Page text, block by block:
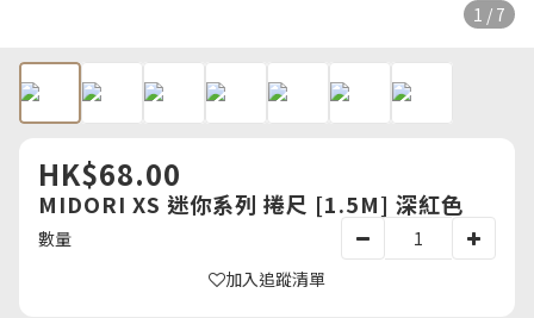
1 / 7
HK$68.00
MIDORI XS 迷你系列 捲尺 [1.5M] 深紅色
數量
加入追蹤清單